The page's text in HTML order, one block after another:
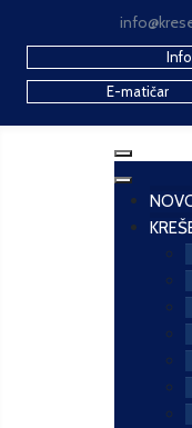
E-matičar